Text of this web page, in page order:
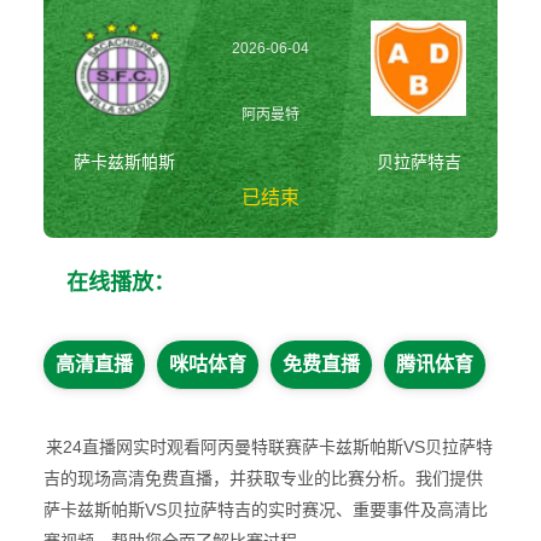
萨卡兹斯帕斯
2026-06-04
02:30:00
阿丙曼特
已结束
贝拉萨特吉
在线播放：
高清直播 咪咕体育 免费直播 腾讯体育
来24直播网实时观看阿丙曼特联赛萨卡兹斯帕斯VS贝拉萨特
吉的现场高清免费直播，并获取专业的比赛分析。我们提供
萨卡兹斯帕斯VS贝拉萨特吉的实时赛况、重要事件及高清比